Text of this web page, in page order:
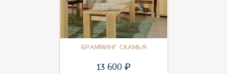
БРАММИНГ СКАМЬЯ
13 600 ₽